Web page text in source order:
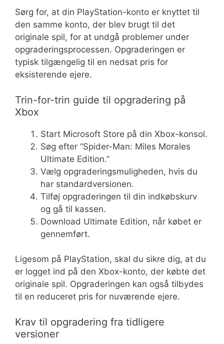
Sørg for, at din PlayStation-konto er knyttet til
den samme konto, der blev brugt til det
originale spil, for at undgå problemer under
opgraderingsprocessen. Opgraderingen er
typisk tilgængelig til en nedsat pris for
eksisterende ejere.
Trin-for-trin guide til opgradering på
Xbox
Start Microsoft Store på din Xbox-konsol.
Søg efter “Spider-Man: Miles Morales
Ultimate Edition.”
Vælg opgraderingsmuligheden, hvis du
har standardversionen.
Tilføj opgraderingen til din indkøbskurv
og gå til kassen.
Download Ultimate Edition, når købet er
gennemført.
Ligesom på PlayStation, skal du sikre dig, at du
er logget ind på den Xbox-konto, der købte det
originale spil. Opgraderingen kan også tilbydes
til en reduceret pris for nuværende ejere.
Krav til opgradering fra tidligere
versioner